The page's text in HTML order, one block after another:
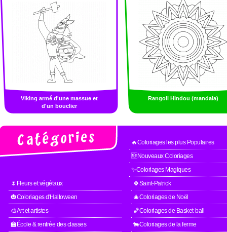
Viking armé d'une massue et
d'un bouclier
Rangoli Hindou (mandala)
🔥Coloriages les plus Populaires
🆕Nouveaux Coloriages
✨Coloriages Magiques
🌷Fleurs et végétaux
🍀Saint-Patrick
🎃Coloriages d'Halloween
🎄Coloriages de Noël
🎨Art et artistes
🏀Coloriages de Basket-ball
🏫École & rentrée des classes
🐄Coloriages de la ferme